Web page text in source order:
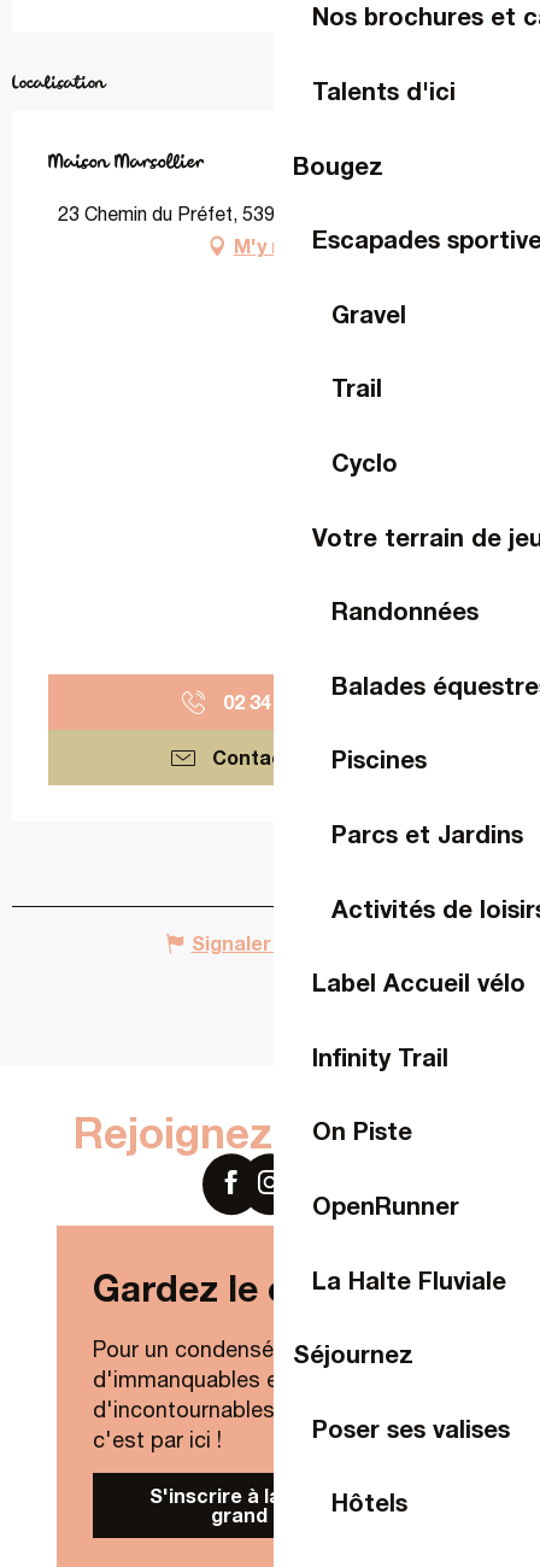
Nos brochures et
Talents d'ici
Bougez
Escapades
Gravel
Trail
Cyclo
Votre terrain de
Randonnées
Balades
Piscines
Parcs et Jardins
Activités de
Label Accueil vélo
Infinity Trail
On Piste
OpenRunner
La Halte Fluviale
Séjournez
Poser ses valises
Hôtels
Localisation
Maison Marsollier
23 Chemin du Préfet, 53960 Bonchamp-lès-Laval
M'y rendre
02 34 08 75▒▒
Contactez-nous
Signaler une erreur
Rejoignez-nous sur
Gardez le contact !
Pour un condensé de nouveautés,
d'immanquables et
d'incontournables de Laval Agglo,
c'est par ici !
S'inscrire à la Newsletter
grand public